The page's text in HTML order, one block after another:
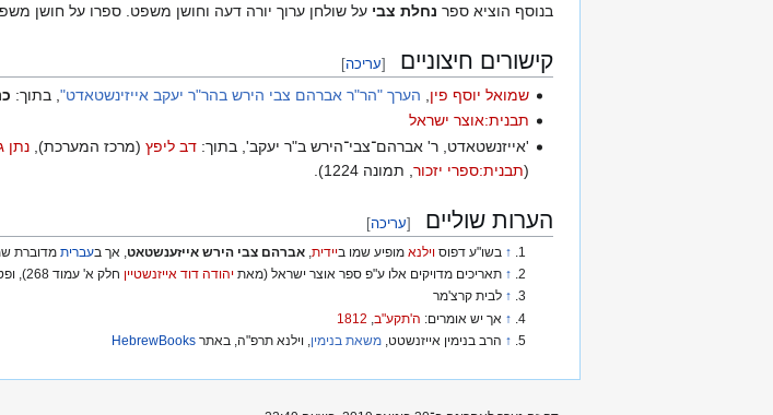
בנוסף הוציא ספר נחלת צבי על שולחן ערוך יורה דעה וחושן משפט. ספרו על חושן
קישורים חיצוניים [עריכה]
שמואל יוסף פין הערך "הר"ר אברהם צבי הירש בהר"ר יעקב אייזינשטאדט" , בתוך:
תבנית:אוצר ישראל
'אייזנשטאדט, ר' אברהם־צבי־הירש ב"ר יעקב', בתוך:דב ליפץ (מרכז המערכת),נתן
(תבנית:ספרי יזכור , תמונה 1224).
הערות שוליים [עריכה]
↑ בשו"ע דפוסוילנא מופיע שמו ביידית,אברהם צבי הירש אייזענשטאט, אך בעברית מדוברת
↑ תאריכים מדויקים אלו ע"פ ספר אוצר ישראל (מאתיהודה דוד אייזנשטיין חלק א' עמוד 268), ופטירתו בגיל 53 בשנת התרכ"
↑ לבית קרצ'מר
↑ אך יש אומרים: ה'תקע"ב 1812
↑ הרב בנימין אייזנשטט, ‏משאת בנימין , וילנא תרפ"ה, באתרHebrewBooks